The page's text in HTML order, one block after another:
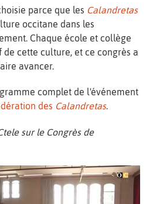
parce que les Calandretas
occitane dans les
Chaque école et collège
de cette culture, et ce congrès a
avancer.
complet de l'événement
des Calandretas.
sur le Congrès de